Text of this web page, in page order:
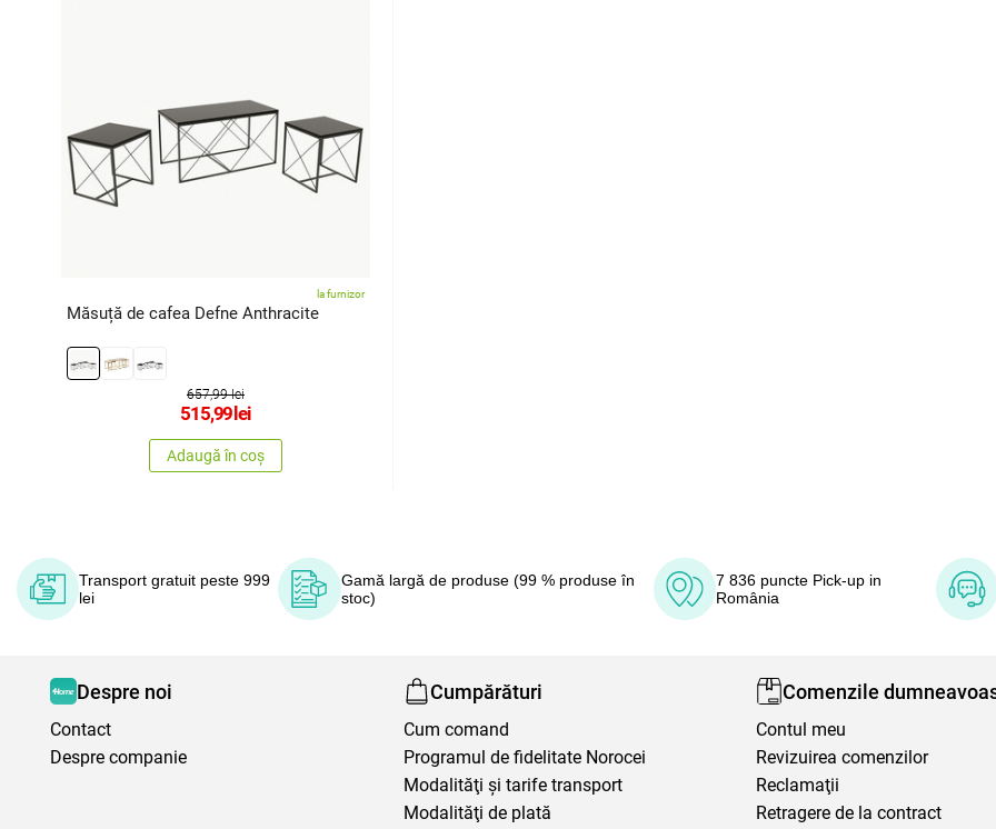
la furnizor
Măsuță de cafea Defne Anthracite
657,99 lei
515,99lei
Adaugă în coș
Transport gratuit peste 999
lei
Gamă largă de produse (99 % produse în
stoc)
7 836 puncte Pick-up in
România
Despre noi
Contact
Despre companie
Cumpărături
Cum comand
Programul de fidelitate Norocei
Modalităţi şi tarife transport
Modalităţi de plată
Comenzile
Contul meu
Revizuirea comenzilor
Reclamaţii
Retragere de la contract